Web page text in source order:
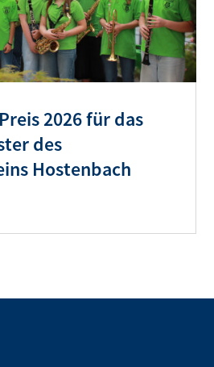
2026 für das
des
Hostenbach